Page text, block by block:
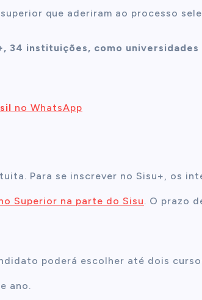
que aderiram ao processo
34 instituições, como
no WhatsApp
Para se inscrever no Sisu+, os
Superior na parte do Sisu. O prazo
poderá escolher até dois
ano.